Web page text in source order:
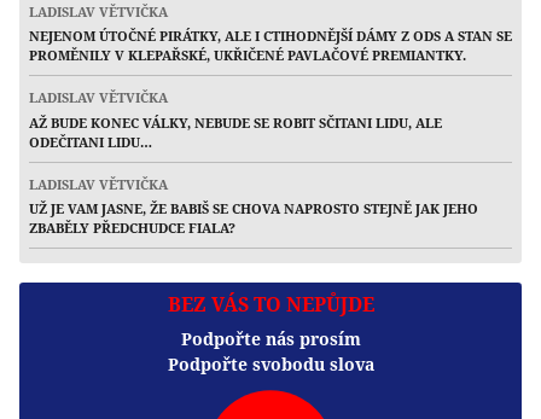
LADISLAV VĚTVIČKA
NEJENOM ÚTOČNÉ PIRÁTKY, ALE I CTIHODNĚJŠÍ DÁMY Z ODS A STAN SE
PROMĚNILY V KLEPAŘSKÉ, UKŘIČENÉ PAVLAČOVÉ PREMIANTKY.
LADISLAV VĚTVIČKA
AŽ BUDE KONEC VÁLKY, NEBUDE SE ROBIT SČITANI LIDU, ALE
ODEČITANI LIDU…
LADISLAV VĚTVIČKA
UŽ JE VAM JASNE, ŽE BABIŠ SE CHOVA NAPROSTO STEJNĚ JAK JEHO
ZBABĚLY PŘEDCHUDCE FIALA?
BEZ VÁS TO NEPŮJDE
Podpořte nás prosím
Podpořte svobodu slova